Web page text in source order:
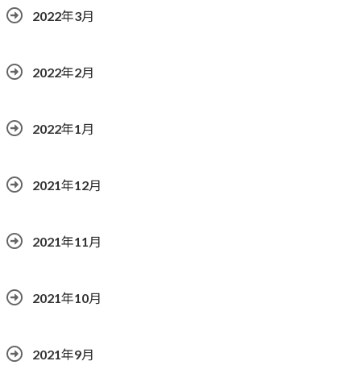
2022年3月
2022年2月
2022年1月
2021年12月
2021年11月
2021年10月
2021年9月